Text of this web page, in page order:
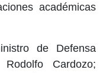
académicas
de Defensa
Cardozo;